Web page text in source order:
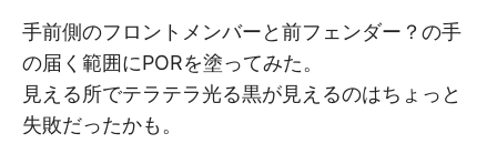
手前側のフロントメンバーと前フェンダー？の手
の届く範囲にPORを塗ってみた。
見える所でテラテラ光る黒が見えるのはちょっと
失敗だったかも。